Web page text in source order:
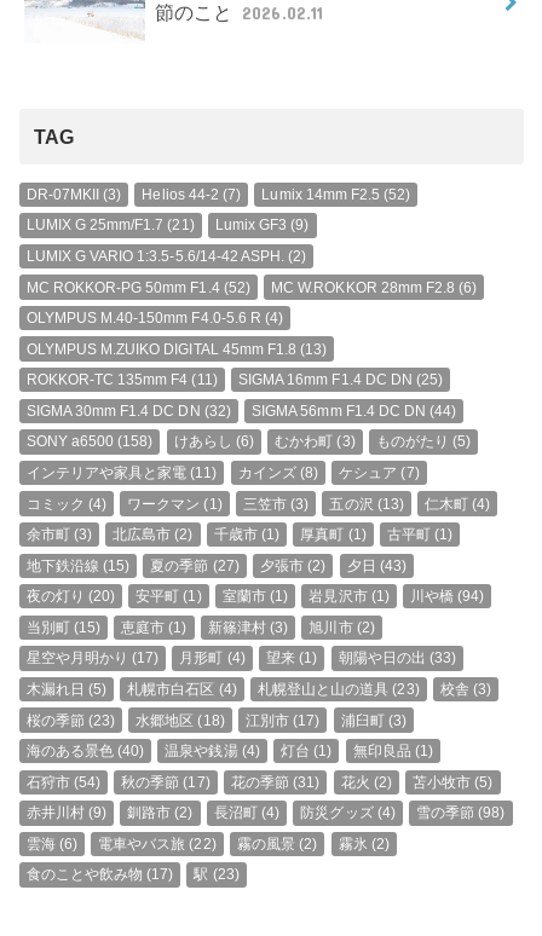
節のこと
2026.02.11
TAG
DR-07MKII(3) Helios 44-2 (7) Lumix 14mm F2.5 (52)
LUMIX G 25mm/F1.7 (21) Lumix GF3 (9)
LUMIX G VARIO 1:3.5-5.6/14-42 ASPH. (2)
MC ROKKOR-PG 50mm F1.4(52) MC W.ROKKOR 28mm F2.8 (6)
OLYMPUS M.40-150mm F4.0-5.6 R (4)
OLYMPUS M.ZUIKO DIGITAL 45mm F1.8 (13)
ROKKOR-TC 135mm F4 (11) SIGMA 16mm F1.4 DC DN (25)
SIGMA 30mm F1.4 DC DN (32) SIGMA 56mm F1.4 DC DN (44)
SONY a6500 (158) けあらし (6) むかわ町 (3) ものがたり (5)
インテリアや家具と家電 (11) カインズ(8) ケシュア (7)
コミック (4) ワークマン (1) 三笠市 (3) 五の沢 (13) 仁木町 (4)
余市町(3) 北広島市 (2) 千歳市(1) 厚真町 (1) 古平町 (1)
地下鉄沿線 (15) 夏の季節 (27) 夕張市 (2) 夕日 (43)
夜の灯り (20) 安平町 (1) 室蘭市(1) 岩見沢市(1) 川や橋 (94)
当別町(15) 恵庭市 (1) 新篠津村(3) 旭川市(2)
星空や月明かり (17) 月形町 (4) 望来 (1) 朝陽や日の出 (33)
木漏れ日 (5) 札幌市白石区 (4) 札幌登山と山の道具 (23) 校舎 (3)
桜の季節 (23) 水郷地区 (18) 江別市 (17) 浦臼町(3)
海のある景色(40) 温泉や銭湯(4) 灯台 (1) 無印良品 (1)
石狩市(54) 秋の季節 (17) 花の季節 (31) 花火 (2) 苫小牧市 (5)
赤井川村(9) 釧路市 (2) 長沼町(4) 防災グッズ(4) 雪の季節 (98)
雲海(6) 電車やバス旅 (22) 霧の風景 (2) 霧氷 (2)
食のことや飲み物 (17) 駅 (23)